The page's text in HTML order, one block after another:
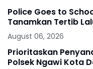
Police Goes to
Tanamkan Tertib
August 06, 2026
Prioritaskan
Polsek Ngawi Kota